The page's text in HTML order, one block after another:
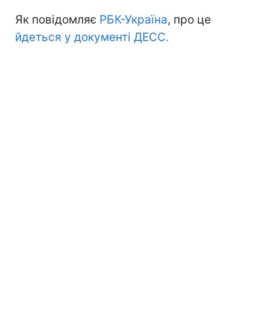
Як повідомляє РБК-Україна, про це
йдеться у документі ДЕСС.